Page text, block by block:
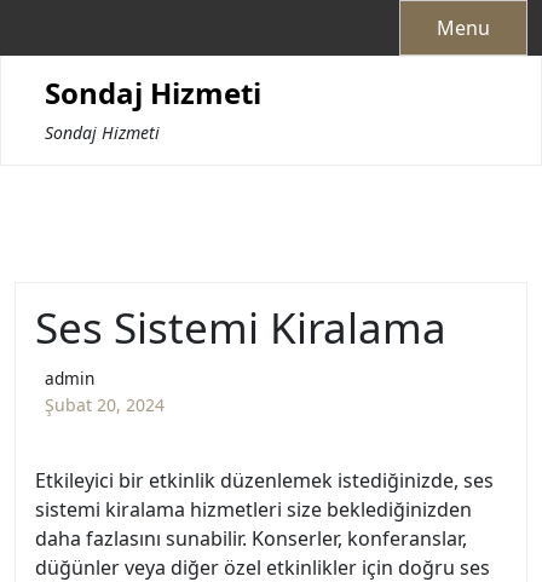
Menu
Sondaj Hizmeti
Sondaj Hizmeti
Ses Sistemi Kiralama
admin
Şubat 20, 2024
Etkileyici bir etkinlik düzenlemek istediğinizde, ses
sistemi kiralama hizmetleri size beklediğinizden
daha fazlasını sunabilir. Konserler, konferanslar,
düğünler veya diğer özel etkinlikler için doğru ses